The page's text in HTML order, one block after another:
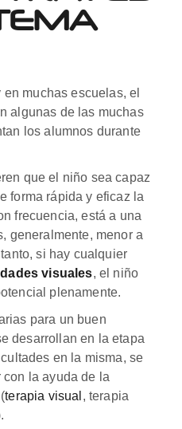
en muchas escuelas, el
algunas de las muchas
los alumnos durante
que el niño sea capaz
forma rápida y eficaz la
frecuencia, está a una
generalmente, menor a
si hay cualquier
visuales, el niño
plenamente.
para un buen
desarrollan en la etapa
en la misma, se
la ayuda de la
terapia visual , terapia